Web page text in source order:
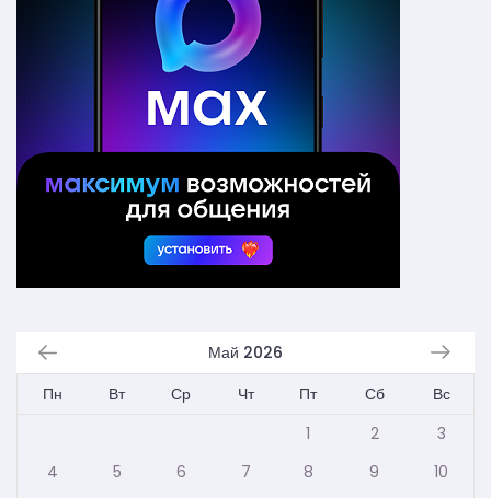
Май 2026
Пн
Вт Ср Чт Пт Сб
Вс
1
2
3
4
5 6 7 8 9
10